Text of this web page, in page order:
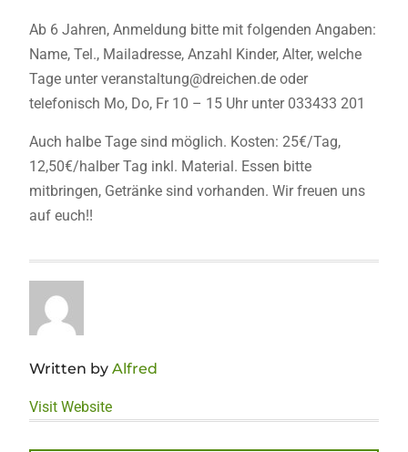
Ab 6 Jahren, Anmeldung bitte mit folgenden Angaben:
Name, Tel., Mailadresse, Anzahl Kinder, Alter, welche
Tage unter veranstaltung@dreichen.de oder
telefonisch Mo, Do, Fr 10 – 15 Uhr unter 033433 201
Auch halbe Tage sind möglich. Kosten: 25€/Tag,
12,50€/halber Tag inkl. Material. Essen bitte
mitbringen, Getränke sind vorhanden. Wir freuen uns
auf euch!!
Written by Alfred
Visit Website